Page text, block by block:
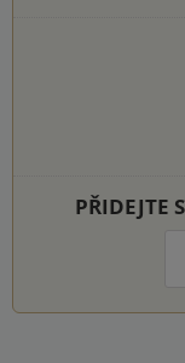
PŘIDEJTE